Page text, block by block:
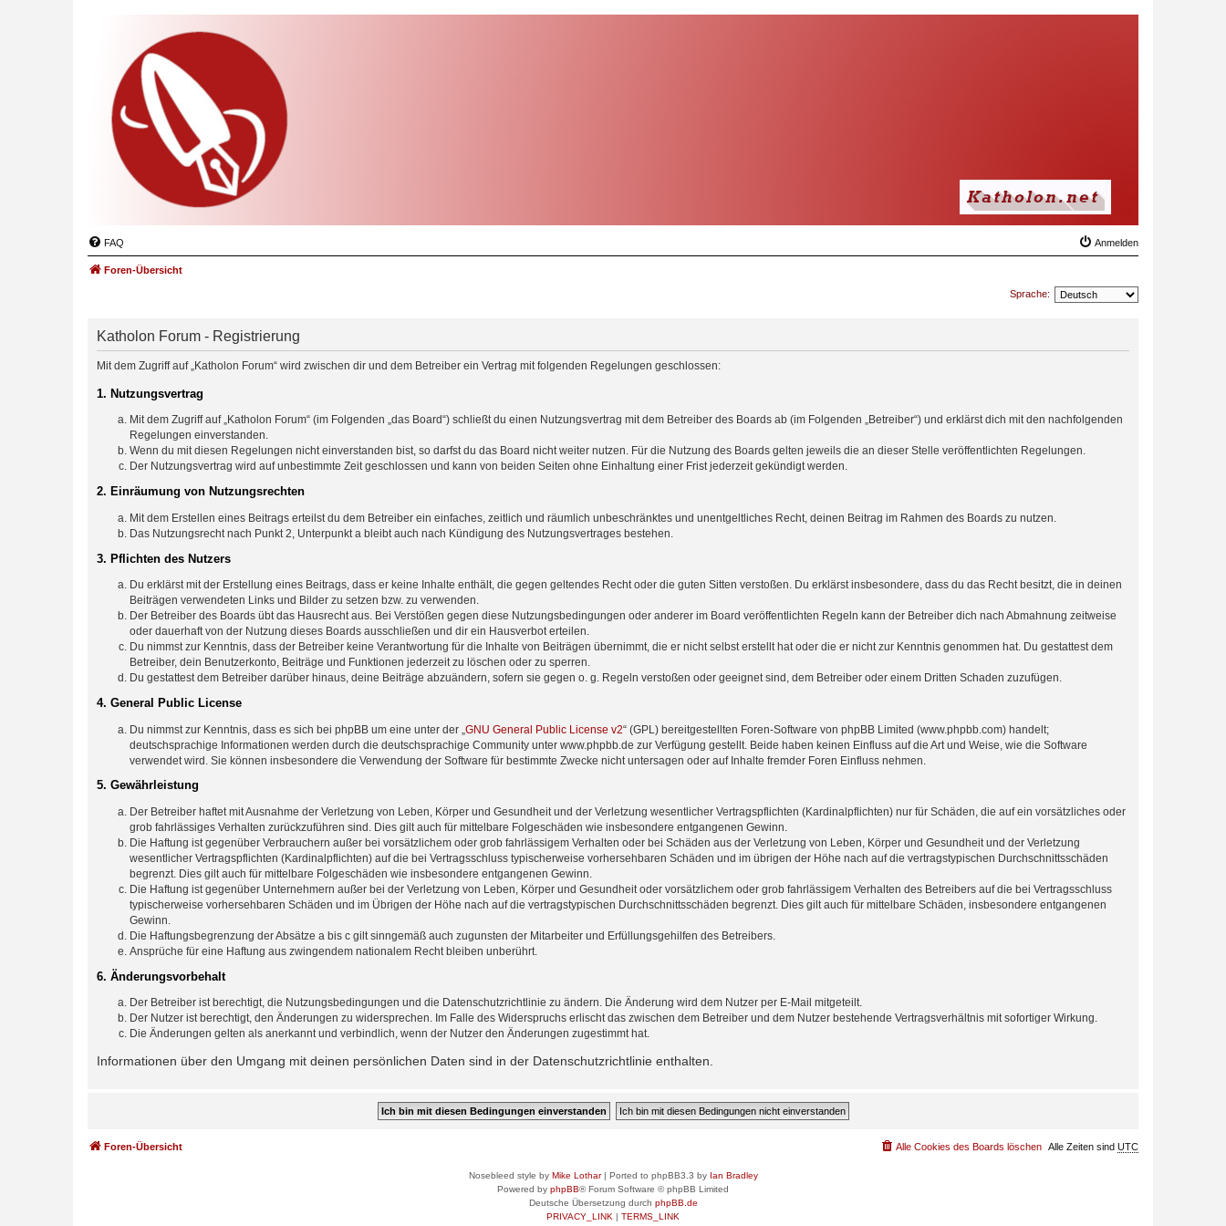
FAQ Anmelden
Foren-Übersicht
Sprache:
Katholon Forum - Registrierung
Mit dem Zugriff auf „Katholon Forum“ wird zwischen dir und dem Betreiber ein Vertrag mit folgenden Regelungen geschlossen:
1. Nutzungsvertrag
Mit dem Zugriff auf „Katholon Forum“ (im Folgenden „das Board“) schließt du einen Nutzungsvertrag mit dem Betreiber des Boards ab (im Folgenden „Betreiber“) und erklärst dich mit den nachfolgenden
Regelungen einverstanden.
Wenn du mit diesen Regelungen nicht einverstanden bist, so darfst du das Board nicht weiter nutzen. Für die Nutzung des Boards gelten jeweils die an dieser Stelle veröffentlichten Regelungen.
Der Nutzungsvertrag wird auf unbestimmte Zeit geschlossen und kann von beiden Seiten ohne Einhaltung einer Frist jederzeit gekündigt werden.
2. Einräumung von Nutzungsrechten
Mit dem Erstellen eines Beitrags erteilst du dem Betreiber ein einfaches, zeitlich und räumlich unbeschränktes und unentgeltliches Recht, deinen Beitrag im Rahmen des Boards zu nutzen.
Das Nutzungsrecht nach Punkt 2, Unterpunkt a bleibt auch nach Kündigung des Nutzungsvertrages bestehen.
3. Pflichten des Nutzers
Du erklärst mit der Erstellung eines Beitrags, dass er keine Inhalte enthält, die gegen geltendes Recht oder die guten Sitten verstoßen. Du erklärst insbesondere, dass du das Recht besitzt, die in deinen
Beiträgen verwendeten Links und Bilder zu setzen bzw. zu verwenden.
Der Betreiber des Boards übt das Hausrecht aus. Bei Verstößen gegen diese Nutzungsbedingungen oder anderer im Board veröffentlichten Regeln kann der Betreiber dich nach Abmahnung zeitweise
oder dauerhaft von der Nutzung dieses Boards ausschließen und dir ein Hausverbot erteilen.
Du nimmst zur Kenntnis, dass der Betreiber keine Verantwortung für die Inhalte von Beiträgen übernimmt, die er nicht selbst erstellt hat oder die er nicht zur Kenntnis genommen hat. Du gestattest dem
Betreiber, dein Benutzerkonto, Beiträge und Funktionen jederzeit zu löschen oder zu sperren.
Du gestattest dem Betreiber darüber hinaus, deine Beiträge abzuändern, sofern sie gegen o. g. Regeln verstoßen oder geeignet sind, dem Betreiber oder einem Dritten Schaden zuzufügen.
4. General Public License
Du nimmst zur Kenntnis, dass es sich bei phpBB um eine unter der „ GNU General Public License v2“ (GPL) bereitgestellten Foren-Software von phpBB Limited (www.phpbb.com) handelt;
deutschsprachige Informationen werden durch die deutschsprachige Community unter www.phpbb.de zur Verfügung gestellt. Beide haben keinen Einfluss auf die Art und Weise, wie die Software
verwendet wird. Sie können insbesondere die Verwendung der Software für bestimmte Zwecke nicht untersagen oder auf Inhalte fremder Foren Einfluss nehmen.
5. Gewährleistung
Der Betreiber haftet mit Ausnahme der Verletzung von Leben, Körper und Gesundheit und der Verletzung wesentlicher Vertragspflichten (Kardinalpflichten) nur für Schäden, die auf ein vorsätzliches oder
grob fahrlässiges Verhalten zurückzuführen sind. Dies gilt auch für mittelbare Folgeschäden wie insbesondere entgangenen Gewinn.
Die Haftung ist gegenüber Verbrauchern außer bei vorsätzlichem oder grob fahrlässigem Verhalten oder bei Schäden aus der Verletzung von Leben, Körper und Gesundheit und der Verletzung
wesentlicher Vertragspflichten (Kardinalpflichten) auf die bei Vertragsschluss typischerweise vorhersehbaren Schäden und im übrigen der Höhe nach auf die vertragstypischen Durchschnittsschäden
begrenzt. Dies gilt auch für mittelbare Folgeschäden wie insbesondere entgangenen Gewinn.
Die Haftung ist gegenüber Unternehmern außer bei der Verletzung von Leben, Körper und Gesundheit oder vorsätzlichem oder grob fahrlässigem Verhalten des Betreibers auf die bei Vertragsschluss
typischerweise vorhersehbaren Schäden und im Übrigen der Höhe nach auf die vertragstypischen Durchschnittsschäden begrenzt. Dies gilt auch für mittelbare Schäden, insbesondere entgangenen
Gewinn.
Die Haftungsbegrenzung der Absätze a bis c gilt sinngemäß auch zugunsten der Mitarbeiter und Erfüllungsgehilfen des Betreibers.
Ansprüche für eine Haftung aus zwingendem nationalem Recht bleiben unberührt.
6. Änderungsvorbehalt
Der Betreiber ist berechtigt, die Nutzungsbedingungen und die Datenschutzrichtlinie zu ändern. Die Änderung wird dem Nutzer per E-Mail mitgeteilt.
Der Nutzer ist berechtigt, den Änderungen zu widersprechen. Im Falle des Widerspruchs erlischt das zwischen dem Betreiber und dem Nutzer bestehende Vertragsverhältnis mit sofortiger Wirkung.
Die Änderungen gelten als anerkannt und verbindlich, wenn der Nutzer den Änderungen zugestimmt hat.
Informationen über den Umgang mit deinen persönlichen Daten sind in der Datenschutzrichtlinie enthalten.
Foren-Übersicht Alle Zeiten sind UTC
Alle Cookies des Boards löschen
Nosebleed style by Mike Lothar| Ported to phpBB3.3 by Ian Bradley
Powered by phpBB® Forum Software © phpBB Limited
Deutsche Übersetzung durch phpBB.de
PRIVACY_LINK | TERMS_LINK